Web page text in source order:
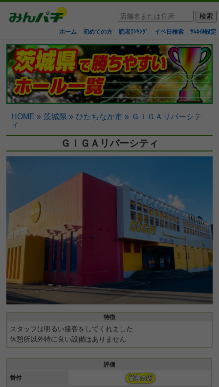
ホーム 初めての方 読者ﾗﾝｷﾝｸﾞ イベ日検索 ｻﾑﾈｲﾙ設定
HOME » 茨城県 » ひたちなか市 » ＧＩＧＡリバーシテ
ィ
ＧＩＧＡリバーシティ
特徴
スタッフは明るい接客をしてくれました
休憩所以外特に良い設備はありません
評価
番付
普通の店